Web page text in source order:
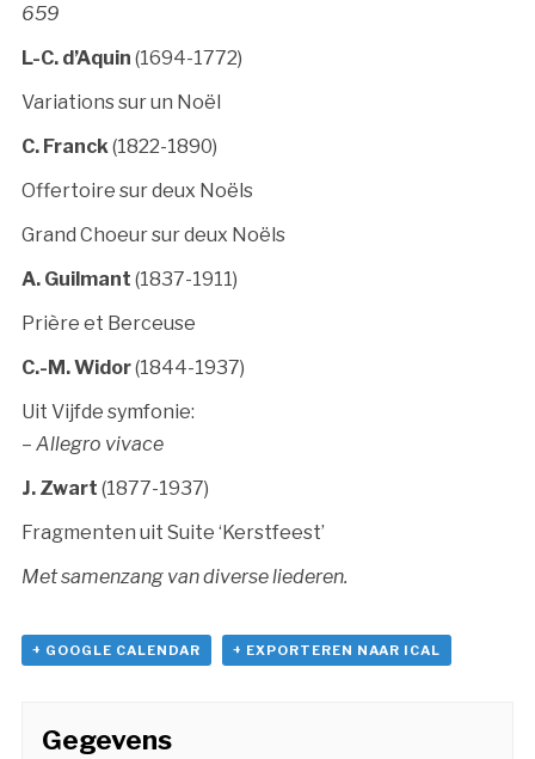
659
L-C. d’Aquin (1694-1772)
Variations sur un Noël
C. Franck(1822-1890)
Offertoire sur deux Noëls
Grand Choeur sur deux Noëls
A. Guilmant (1837-1911)
Prière et Berceuse
C.-M. Widor(1844-1937)
Uit Vijfde symfonie:
– Allegro vivace
J. Zwart (1877-1937)
Fragmenten uit Suite ‘Kerstfeest’
Met samenzang van diverse liederen.
+ GOOGLE CALENDAR + EXPORTEREN NAAR ICAL
Gegevens